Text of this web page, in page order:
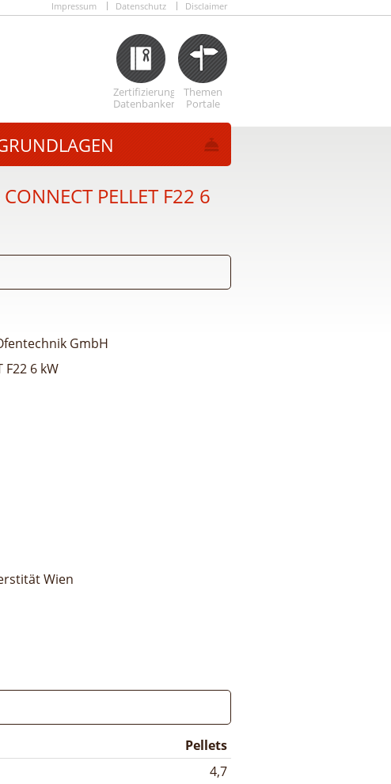
Impressum Datenschutz Disclaimer
Zertifizierungs
Datenbanken
Themen
Portale
PELLET F22 6
GmbH
F22 6 kW
Wien
Pellets
4,7